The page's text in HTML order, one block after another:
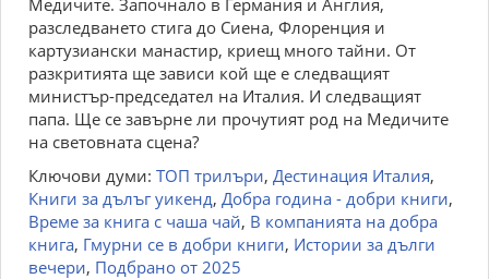
Медичите. Започнало в Германия и Англия,
разследването стига до Сиена, Флоренция и
картузиански манастир, криещ много тайни. От
разкритията ще зависи кой ще е следващият
министър-председател на Италия. И следващият
папа. Ще се завърне ли прочутият род на Медичите
на световната сцена?
Ключови думи: ТОП трилъри, Дестинация Италия,
Книги за дълъг уикенд, Добра година - добри книги,
Време за книга с чаша чай, В компанията на добра
книга, Гмурни се в добри книги, Истории за дълги
вечери, Подбрано от 2025